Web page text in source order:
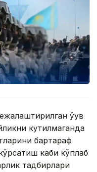
ўқув
кутилмаганда
бартараф
каби кўплаб
тадбирлари